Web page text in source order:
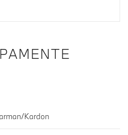
Kardon